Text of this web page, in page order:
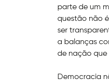
parte de um
questão não
ser
a balanças
de nação que
Democracia